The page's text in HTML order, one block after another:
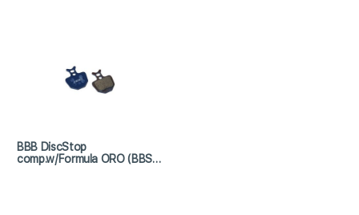
BBB DiscStop
comp.w/Formula ORO (BBS-